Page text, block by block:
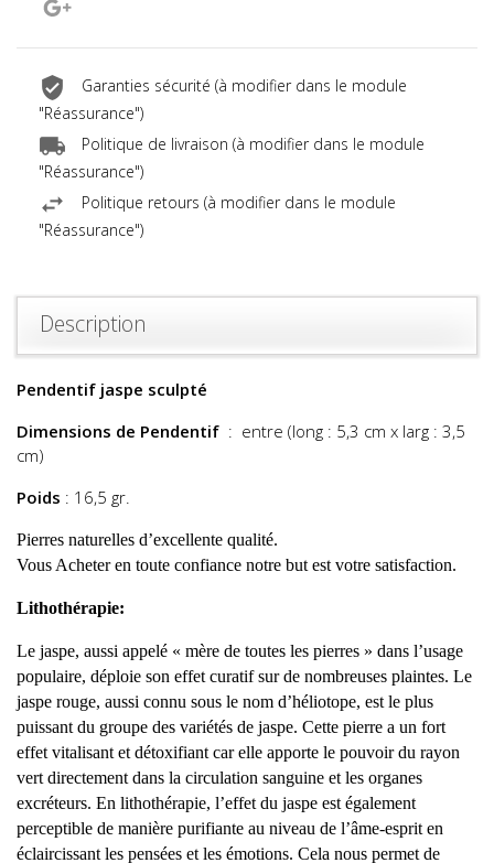
Garanties sécurité (à modifier dans le module
"Réassurance")
Politique de livraison (à modifier dans le module
"Réassurance")
Politique retours (à modifier dans le module
"Réassurance")
Description
Pendentif jaspe sculpté
Dimensions de Pendentif : entre (long : 5,3 cm x larg : 3,5
cm)
Poids : 16,5 gr.
Pierres naturelles d’excellente qualité.
Vous Acheter en toute confiance notre but est votre satisfaction.
Lithothérapie:
Le jaspe, aussi appelé « mère de toutes les pierres » dans l’usage
populaire, déploie son effet curatif sur de nombreuses plaintes. Le
jaspe rouge, aussi connu sous le nom d’héliotope, est le plus
puissant du groupe des variétés de jaspe. Cette pierre a un fort
effet vitalisant et détoxifiant car elle apporte le pouvoir du rayon
vert directement dans la circulation sanguine et les organes
excréteurs. En lithothérapie, l’effet du jaspe est également
perceptible de manière purifiante au niveau de l’âme-esprit en
éclaircissant les pensées et les émotions. Cela nous permet de